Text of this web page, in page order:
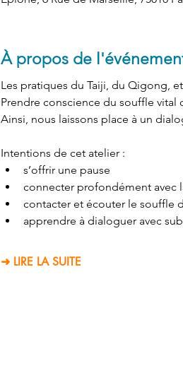
À propos de
Les pratiques du Taiji, du Qigong,
Prendre conscience du souffle vital
Ainsi, nous laissons place à un
Intentions de cet atelier :
s’offrir une pause
connecter profondément avec
contacter et écouter le souffle
apprendre à dialoguer avec
➜ LIRE LA SUITE